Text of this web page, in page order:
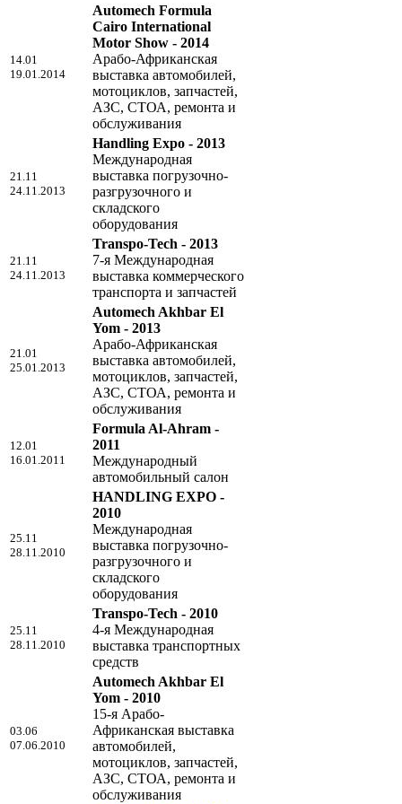
14.01
19.01.2014
Automech Formula
Cairo International
Motor Show - 2014
Арабо-Африканская
выставка автомобилей,
мотоциклов, запчастей,
АЗС, СТОА, ремонта и
обслуживания
21.11
24.11.2013
Handling Expo - 2013
Международная
выставка погрузочно-
разгрузочного и
складского
оборудования
21.11
24.11.2013
Transpo-Tech - 2013
7-я Международная
выставка коммерческого
транспорта и запчастей
21.01
25.01.2013
Automech Akhbar El
Yom - 2013
Арабо-Африканская
выставка автомобилей,
мотоциклов, запчастей,
АЗС, СТОА, ремонта и
обслуживания
12.01
16.01.2011
Formula Al-Ahram -
2011
Международный
автомобильный салон
25.11
28.11.2010
HANDLING EXPO -
2010
Международная
выставка погрузочно-
разгрузочного и
складского
оборудования
25.11
28.11.2010
Transpo-Tech - 2010
4-я Международная
выставка транспортных
средств
03.06
07.06.2010
Automech Akhbar El
Yom - 2010
15-я Арабо-
Африканская выставка
автомобилей,
мотоциклов, запчастей,
АЗС, СТОА, ремонта и
обслуживания